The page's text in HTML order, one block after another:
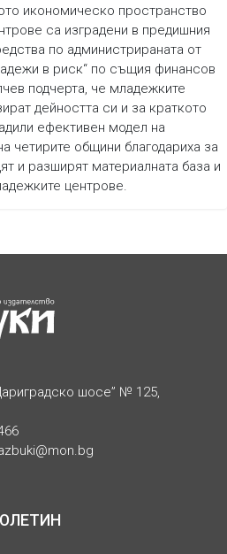
икономическо пространство
са изградени в предишния
по администрираната от
в риск“ по същия финансов
подчерта, че младежките
дейността си и за краткото
ефективен модел на
четирите общини благодариха за
и разширят материалната база и
центрове.
шосе” № 125,